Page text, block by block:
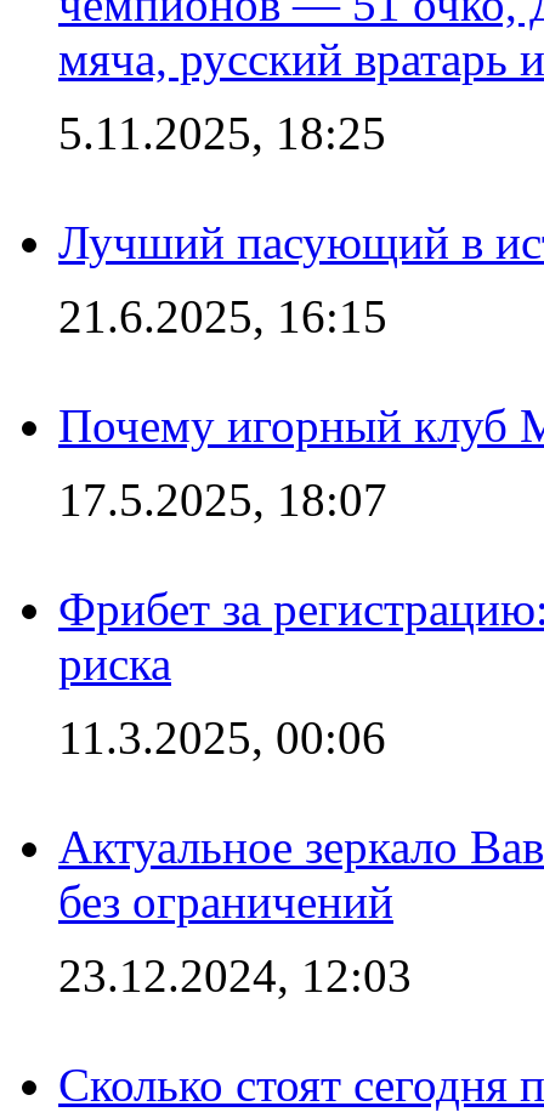
мяча, русский вратарь
5.11.2025, 18:25
Лучший пасующий в
21.6.2025, 16:15
Почему игорный клуб
17.5.2025, 18:07
Фрибет за
риска
11.3.2025, 00:06
Актуальное зеркало
без ограничений
23.12.2024, 12:03
Сколько стоят сегодня